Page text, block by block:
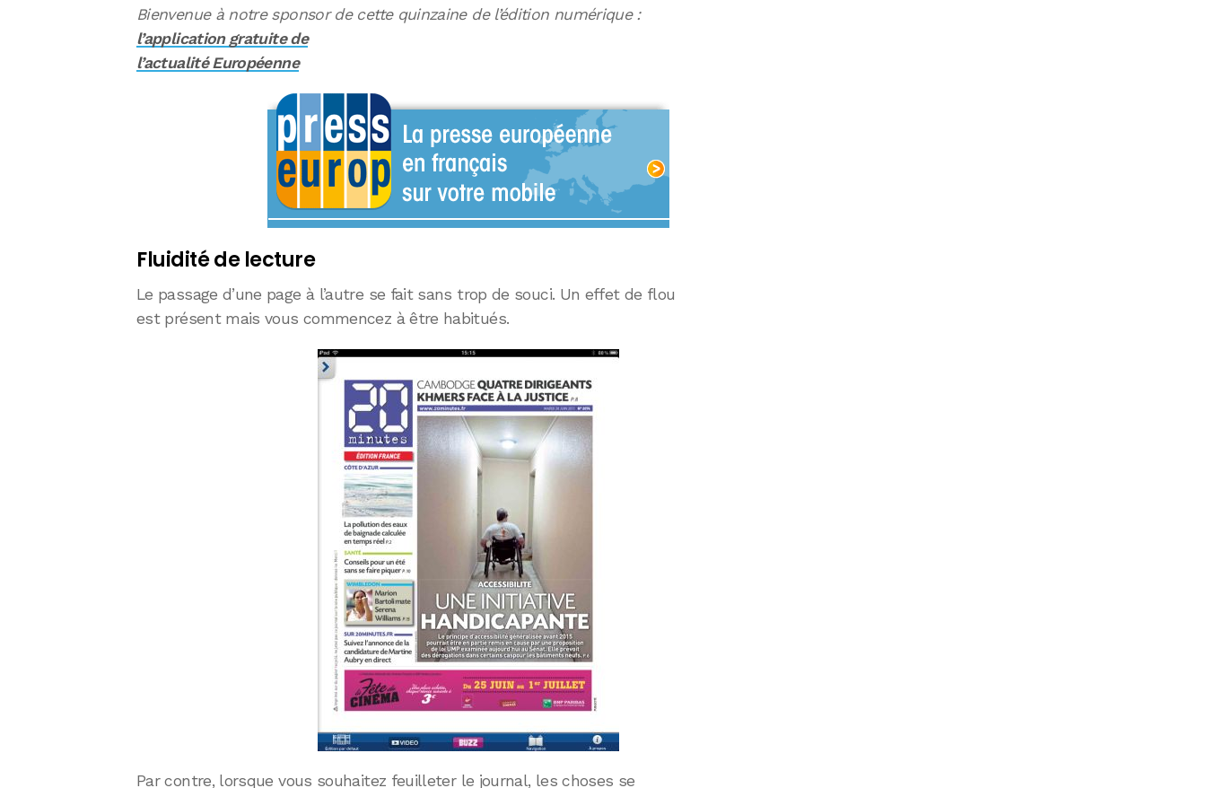
Bienvenue à notre sponsor de cette quinzaine de l’édition numérique :
l’application gratuite de
l’actualité Européenne
Fluidité de lecture
Le passage d’une page à l’autre se fait sans trop de souci. Un effet de flou
est présent mais vous commencez à être habitués.
Par contre, lorsque vous souhaitez feuilleter le journal, les choses se